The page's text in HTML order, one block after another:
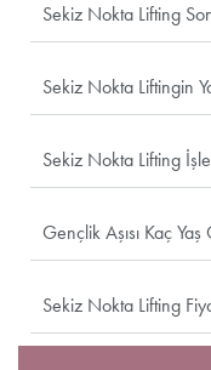
Sekiz Nokta Lifting
Sekiz Nokta Liftingin
Sekiz Nokta Lifting
Gençlik Aşısı Kaç
Sekiz Nokta Lifting